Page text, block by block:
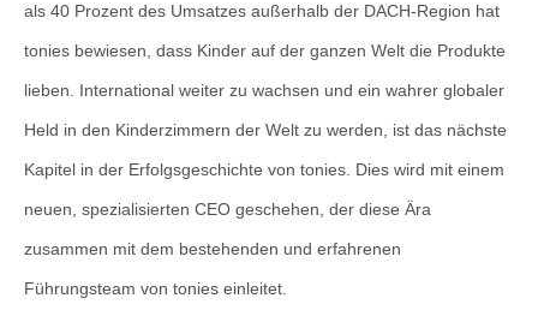
als 40 Prozent des Umsatzes außerhalb der DACH-Region hat
tonies bewiesen, dass Kinder auf der ganzen Welt die Produkte
lieben. International weiter zu wachsen und ein wahrer globaler
Held in den Kinderzimmern der Welt zu werden, ist das nächste
Kapitel in der Erfolgsgeschichte von tonies. Dies wird mit einem
neuen, spezialisierten CEO geschehen, der diese Ära
zusammen mit dem bestehenden und erfahrenen
Führungsteam von tonies einleitet.